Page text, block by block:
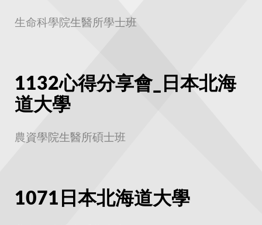
生命科學院生醫所學士班
1132心得分享會_日本北海
道大學
農資學院生醫所碩士班
1071日本北海道大學